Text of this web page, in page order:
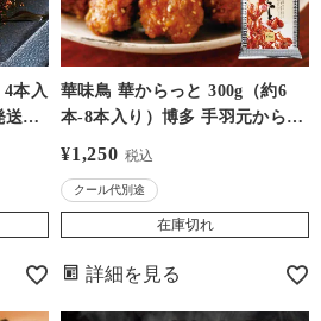
本入
送・
も
メ
華味鳥 華からっと 300g（約6
本-8本入り）博多 手羽元からあ
げ ＜送料別・おおしま屋発送・
タレ おつまみ 冷凍食品 冷食 食
品 グルメ おおしまや
¥1,250 税込
クール代別途
在庫切れ
詳細を見る